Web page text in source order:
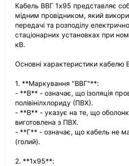
Кабель ВВГ 1х95 представляє
мідним провідником, який
передачі та розподілу
стаціонарних установках при
кВ.
Основні характеристики кабелю
1. **Маркування "ВВГ"**:
- **В** - означає, що ізоляція
полівінілхлориду (ПВХ).
- **В** - указує на те, що
виготовлена з ПВХ.
- **Г** - означає, що кабель не
(голий).
2. **1х95**: